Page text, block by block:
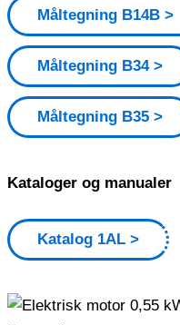
Måltegning B14B
Måltegning B34
Måltegning B35
Kataloger og manualer
Katalog 1AL